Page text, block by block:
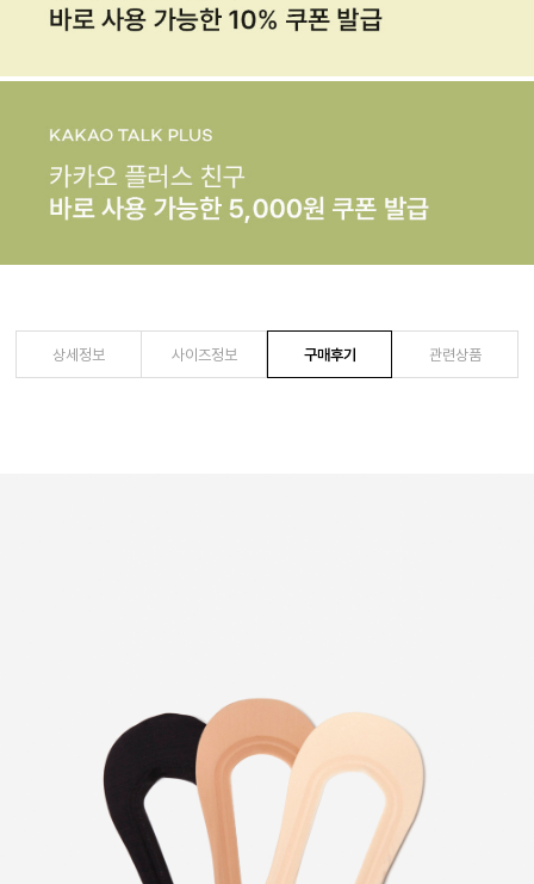
상세정보 사이즈정보 구매후기 관련상품